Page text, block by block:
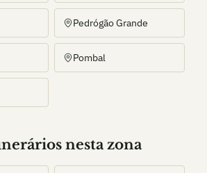
Pedrógão Grande
Pombal
nesta zona